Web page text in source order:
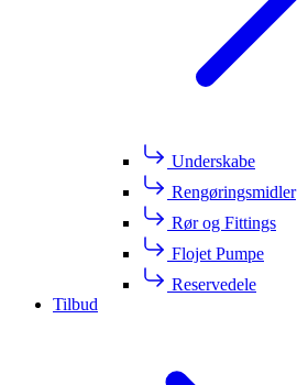
Underskabe
Rengøringsmidler
Rør og Fittings
Flojet Pumpe
Reservedele
Tilbud